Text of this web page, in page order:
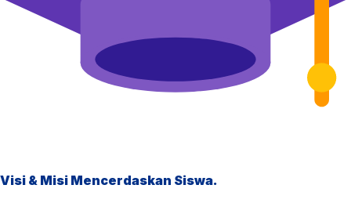
Visi & Misi Mencerdaskan Siswa.